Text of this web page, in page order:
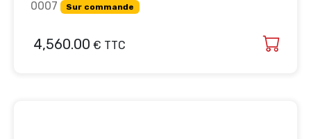
0007 Sur commande
4,560.00 € TTC